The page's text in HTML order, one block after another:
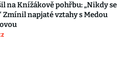
na Knížákově pohřbu: „Nikdy se
Zmínil napjaté vztahy s Medou